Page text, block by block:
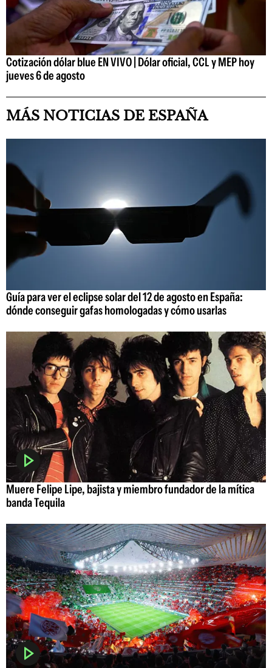
Cotización dólar blue EN VIVO | Dólar oficial, CCL y MEP hoy
jueves 6 de agosto
MÁS NOTICIAS DE ESPAÑA
Guía para ver el eclipse solar del 12 de agosto en España:
dónde conseguir gafas homologadas y cómo usarlas
Muere Felipe Lipe, bajista y miembro fundador de la mítica
banda Tequila